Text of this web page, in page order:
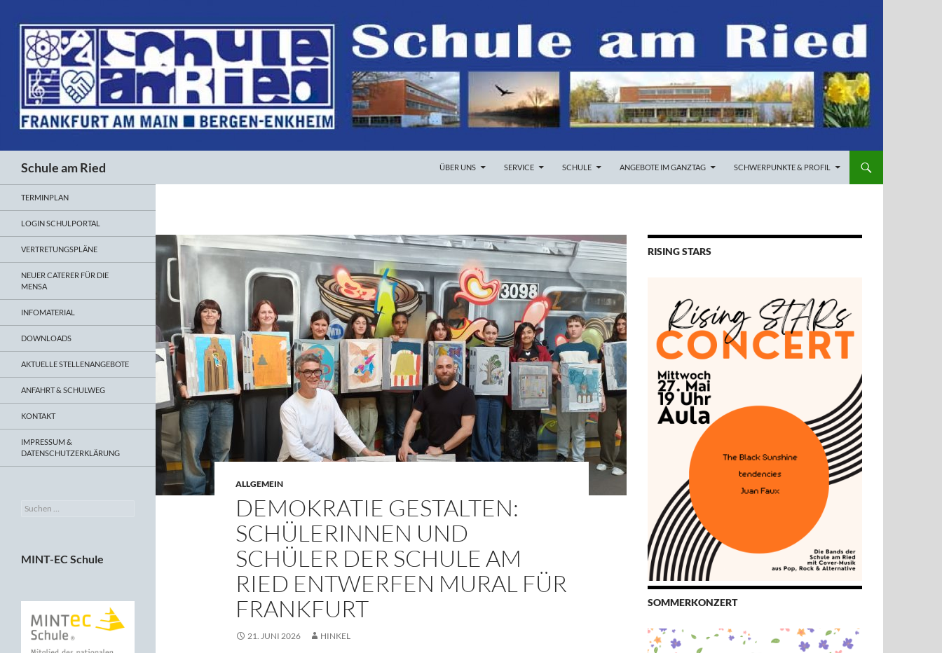
Schule am Ried
ÜBER UNS
SERVICE SCHULE ANGEBOTE IM GANZTAG SCHWERPUNKTE & PROFIL
ALLGEMEIN
DEMOKRATIE GESTALTEN:
SCHÜLERINNEN UND
SCHÜLER DER SCHULE AM
RIED ENTWERFEN MURAL FÜR
FRANKFURT
21. JUNI 2026 HINKEL
RISING STARS
SOMMERKONZERT
TERMINPLAN
LOGIN SCHULPORTAL
VERTRETUNGSPLÄNE
NEUER CATERER FÜR DIE
MENSA
INFOMATERIAL
DOWNLOADS
AKTUELLE STELLENANGEBOTE
ANFAHRT & SCHULWEG
KONTAKT
IMPRESSUM &
DATENSCHUTZERKLÄRUNG
Suchen
MINT-EC Schule